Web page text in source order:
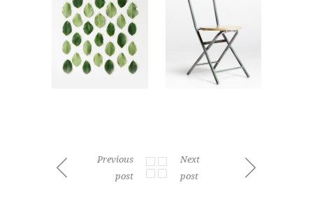
Previous
post
Next
post